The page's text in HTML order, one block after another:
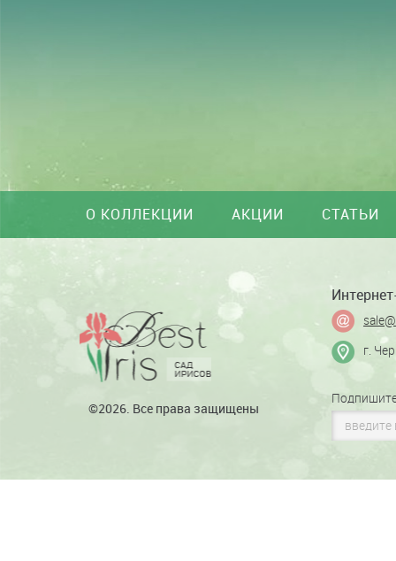
О КОЛЛЕКЦИИ АКЦИИ СТАТЬИ
©2026. Все права защищены
г.